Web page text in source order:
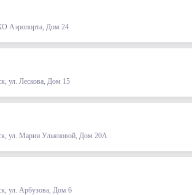
Аэропорта, Дом 24
ул. Лескова, Дом 15
ул. Марии Ульяновой, Дом 20А
ул. Арбузова, Дом 6